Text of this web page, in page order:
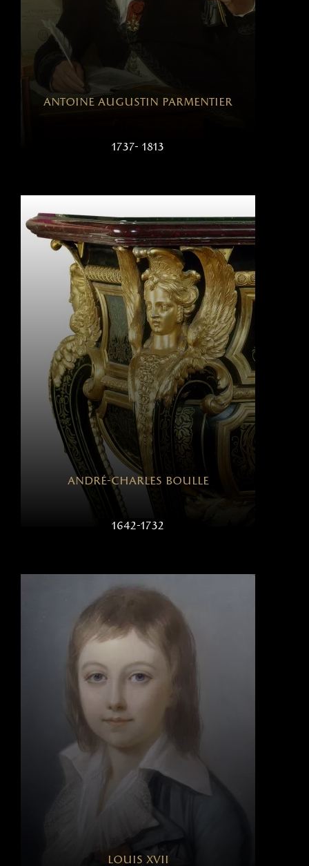
antoine augustin parmentier
1737- 1813
andré-charles boulle
1642-1732
louis xvii